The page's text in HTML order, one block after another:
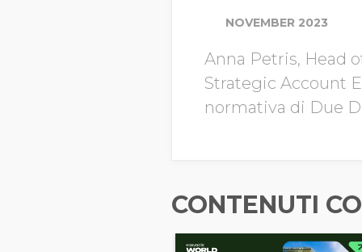
NOVEMBER 2023
Anna Petris, Head
Strategic Account
normativa di Due
CONTENUTI